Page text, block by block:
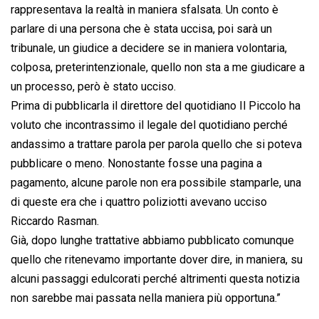
rappresentava la realtà in maniera sfalsata. Un conto è
parlare di una persona che è stata uccisa, poi sarà un
tribunale, un giudice a decidere se in maniera volontaria,
colposa, preterintenzionale, quello non sta a me giudicare a
un processo, però è stato ucciso.
Prima di pubblicarla il direttore del quotidiano Il Piccolo ha
voluto che incontrassimo il legale del quotidiano perché
andassimo a trattare parola per parola quello che si poteva
pubblicare o meno. Nonostante fosse una pagina a
pagamento, alcune parole non era possibile stamparle, una
di queste era che i quattro poliziotti avevano ucciso
Riccardo Rasman.
Già, dopo lunghe trattative abbiamo pubblicato comunque
quello che ritenevamo importante dover dire, in maniera, su
alcuni passaggi edulcorati perché altrimenti questa notizia
non sarebbe mai passata nella maniera più opportuna.”